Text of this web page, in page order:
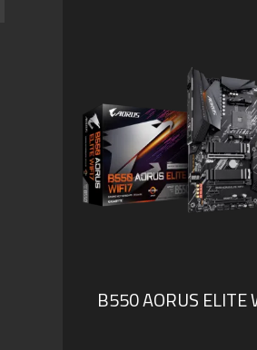
B550 AORUS ELITE